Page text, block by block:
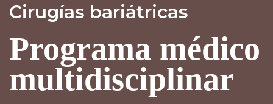
Cirugías bariátricas
Programa médico
multidisciplinar